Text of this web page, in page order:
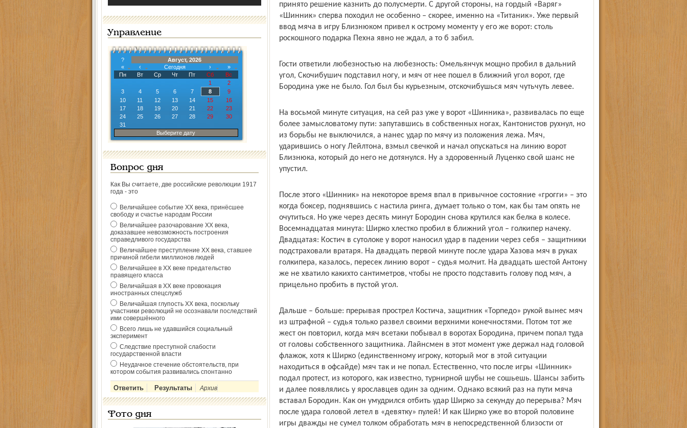
Управление
?
Август, 2026
«
‹ Сегодня ›
»
Пн
Вт Ср Чт Пт Сб
Вс
1
2
3
4 5 6 7 8
9
10
11 12 13 14 15
16
17
18 19 20 21 22
23
24
25 26 27 28 29
30
31
Выберите дату
Вопрос дня
Как Вы считаете, две российские революции 1917
года - это
Величайшее событие ХХ века, принёсшее
свободу и счастье народам России
Величайшее разочарование ХХ века,
доказавшее невозможность построения
справедливого государства
Величайшее преступление ХХ века, ставшее
причиной гибели миллионов людей
Величайшее в ХХ веке предательство
правящего класса
Величайшая в ХХ веке провокация
иностранных спецслужб
Величайшая глупость ХХ века, поскольку
участники революций не осознавали последствий
ими совершённого
Всего лишь не удавшийся социальный
эксперимент
Следствие преступной слабости
государственной власти
Неудачное стечение обстоятельств, при
котором события развивались спонтанно
Архив
Фото дня
принято решение казнить до полусмерти. С другой стороны, на гордый «Варяг»
«Шинник» сперва походил не особенно – скорее, именно на «Титаник». Уже первый
ввод мяча в игру Близнюком привел к острому моменту у его же ворот: столь
роскошного подарка Пехна явно не ждал, а то б забил.
Гости ответили любезностью на любезность: Омельянчук мощно пробил в дальний
угол, Скочибушич подставил ногу, и мяч от нее пошел в ближний угол ворот, где
Бородина уже не было. Гол был бы курьезным, отскочибушься мяч чуть­чуть левее.
На восьмой минуте ситуация, на сей раз уже у ворот «Шинника», развивалась по еще
более замысловатому пути: запутавшись в собственных ногах, Кантонистов рухнул, но
из борьбы не выключился, а нанес удар по мячу из положения лежа. Мяч,
ударившись о ногу Лейлтона, взмыл свечкой и начал опускаться на линию ворот
Близнюка, который до него не дотянулся. Ну а здоровенный Луценко свой шанс не
упустил.
После этого «Шинник» на некоторое время впал в привычное состояние «грогги» – это
когда боксер, поднявшись с настила ринга, думает только о том, как бы там опять не
очутиться. Но уже через десять минут Бородин снова крутился как белка в колесе.
Восемнадцатая минута: Ширко хлестко пробил в ближний угол – голкипер начеку.
Двадцатая: Костич в сутолоке у ворот наносил удар в падении через себя – защитники
подстраховали вратаря. На двадцать первой минуте после удара Хазова мяч в руках
голкипера, казалось, пересек линию ворот – судья молчит. На двадцать шестой Антону
же не хватило каких­то сантиметров, чтобы не просто подставить голову под мяч, а
прицельно пробить в пустой угол.
Дальше – больше: прерывая прострел Костича, защитник «Торпедо» рукой вынес мяч
из штрафной – судья только развел своими верхними конечностями. Потом тот же
жест он повторил, когда мяч все­таки побывал в воротах Бородина, причем попал туда
от головы собственного защитника. Лайнсмен в этот момент уже держал над головой
флажок, хотя к Ширко (един­ственному игроку, который мог в этой ситуации
находиться в офсайде) мяч так и не попал. Естественно, что после игры «Шинник»
подал протест, из которого, как известно, турнирной шубы не сошьешь. Шансы забить
и далее появлялись у ярославцев один за одним. Однако всякий раз на пути мяча
вставал Бородин. Как он умудрился отбить удар Ширко за секунду до перерыва? Мяч
после удара головой летел в «девятку» пулей! И как Ширко уже во второй половине
игры дважды не сумел толком обработать мяч в непосредственной близости от